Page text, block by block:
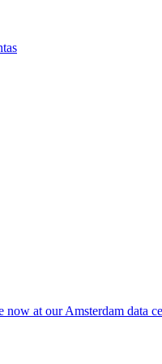
at our Amsterdam data